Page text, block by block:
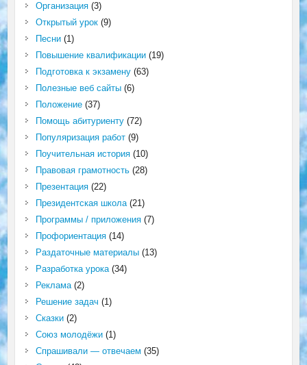
Организация(3)
Открытый урок(9)
Песни(1)
Повышение квалификации(19)
Подготовка к экзамену(63)
Полезные веб сайты(6)
Положение(37)
Помощь абитуриенту(72)
Популяризация работ(9)
Поучительная история(10)
Правовая грамотность(28)
Презентация(22)
Президентская школа(21)
Программы / приложения(7)
Профориентация(14)
Раздаточные материалы(13)
Разработка урока(34)
Реклама(2)
Решение задач (1)
Сказки(2)
Союз молодёжи(1)
Спрашивали — отвечаем (35)